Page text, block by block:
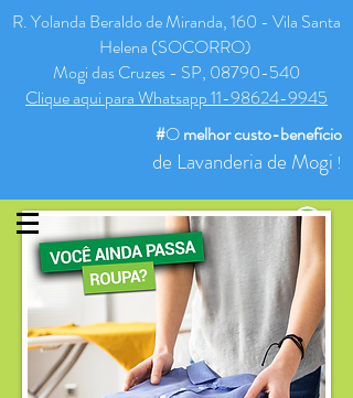
R. Yolanda Beraldo de Miranda, 160 - Vila Santa
Helena (SOCORRO)
Mogi das Cruzes - SP, 08790-540
Clique aqui para Whatsapp 11-98624-9945
#Omelhorcusto-benefício
de Lavanderia de Mogi !